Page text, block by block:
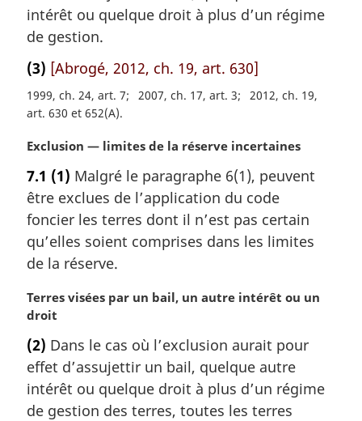
m
a
g
n
a
e
:
intérêt ou quelque droit à plus d’un régime
de gestion.
(3) [Abrogé, 2012, ch. 19, art. 630]
1999, ch. 24, art. 7 2007, ch. 17, art. 3
2012, ch. 19,
art. 630 et 652(A)
N
t
e
m
a
g
n
a
l
:
Exclusion — limites de la réserve incertaines
7.1 (1) Malgré le paragraphe 6(1), peuvent
être exclues de l’application du code
foncier les terres dont il n’est pas certain
qu’elles soient comprises dans les limites
de la réserve.
N
o
e
m
a
r
Terres visées par un bail, un autre intérêt ou un
droit
(2) Dans le cas où l’exclusion aurait pour
effet d’assujettir un bail, quelque autre
intérêt ou quelque droit à plus d’un régime
de gestion des terres, toutes les terres